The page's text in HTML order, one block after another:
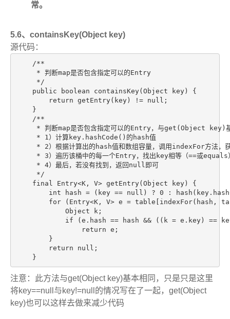
常。
5.6、containsKey(Object key)
源代码：
    /**
     * 判断map是否包含指定可以的Entry
     */
    public boolean containsKey(Object key) {
        return getEntry(key) != null;
    }
    /**
* 判断map是否包含指定可以的Entry，与get(Object key)
     * 1）计算key.hashCode()的hash值
* 2）根据计算出的hash值和数组容量，调用indexFor方法，
* 3）遍历该桶中的每一个Entry，找出key相等（==或
     * 4）最后，若没有找到，返回null即可
     */
    final Entry<K, V> getEntry(Object key) {
int hash = (key == null) ? 0 :
for (Entry<K, V> e = table[indexFor(hash,
            Object k;
if (e.hash == hash && ((k = e.key) ==
                return e;
        }
        return null;
    }
注意：此方法与get(Object key)基本相同，只是只是这里
将key==null与key!=null的情况写在了一起，get(Object
key)也可以这样去做来减少代码